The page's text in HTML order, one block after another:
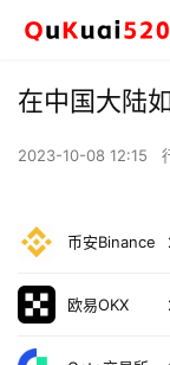
在中国大陆
2023-10-08 12:15
币安Binance
欧易OKX